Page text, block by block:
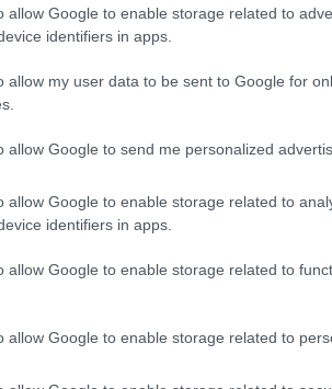
allow Google to enable storage related to
identifiers in apps.
allow my user data to be sent to Google for
allow Google to send me personalized
allow Google to enable storage related to
identifiers in apps.
allow Google to enable storage related to
allow Google to enable storage related to
στην
Ομάδας, ο
στη θέση του
Ξανθόπουλος και
διαδικασίες παύει να
του καταλαμβάνει ο Χρήστος